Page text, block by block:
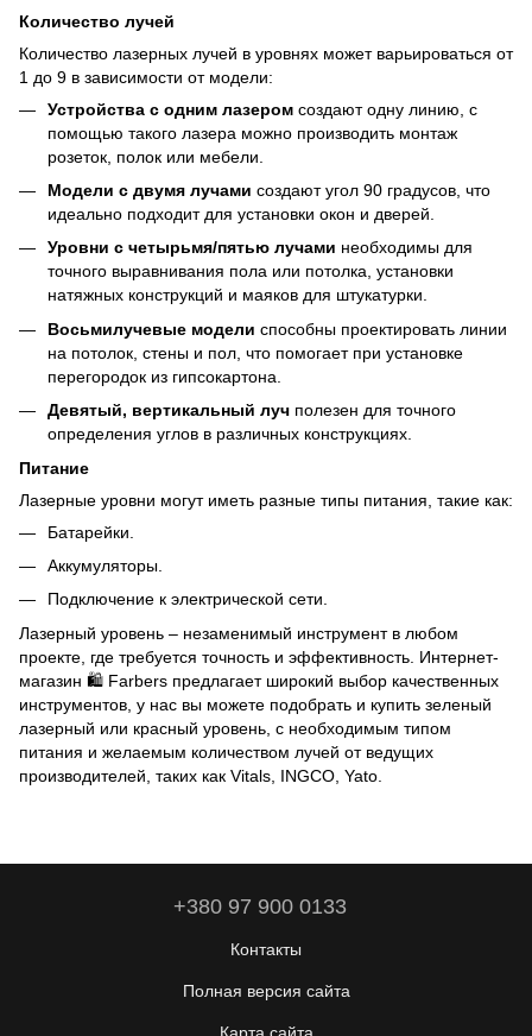
Количество лучей
Количество лазерных лучей в уровнях может варьироваться от
1 до 9 в зависимости от модели:
Устройства с одним лазером создают одну линию, с
помощью такого лазера можно производить монтаж
розеток, полок или мебели.
Модели с двумя лучами создают угол 90 градусов, что
идеально подходит для установки окон и дверей.
Уровни с четырьмя/пятью лучами необходимы для
точного выравнивания пола или потолка, установки
натяжных конструкций и маяков для штукатурки.
Восьмилучевые модели способны проектировать линии
на потолок, стены и пол, что помогает при установке
перегородок из гипсокартона.
Девятый, вертикальный луч полезен для точного
определения углов в различных конструкциях.
Питание
Лазерные уровни могут иметь разные типы питания, такие как:
Батарейки.
Аккумуляторы.
Подключение к электрической сети.
Лазерный уровень – незаменимый инструмент в любом
проекте, где требуется точность и эффективность. Интернет-
магазин 🛍️ Farbers предлагает широкий выбор качественных
инструментов, у нас вы можете подобрать и купить зеленый
лазерный или красный уровень, с необходимым типом
питания и желаемым количеством лучей от ведущих
производителей, таких как Vitals, INGCO, Yato.
+380 97 900 0133
Контакты
Полная версия сайта
Карта сайта